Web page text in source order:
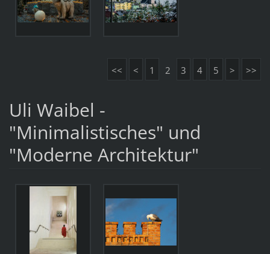
<< < 1 2 3 4 5 > >>
Uli Waibel -
"Minimalistisches" und
"Moderne Architektur"